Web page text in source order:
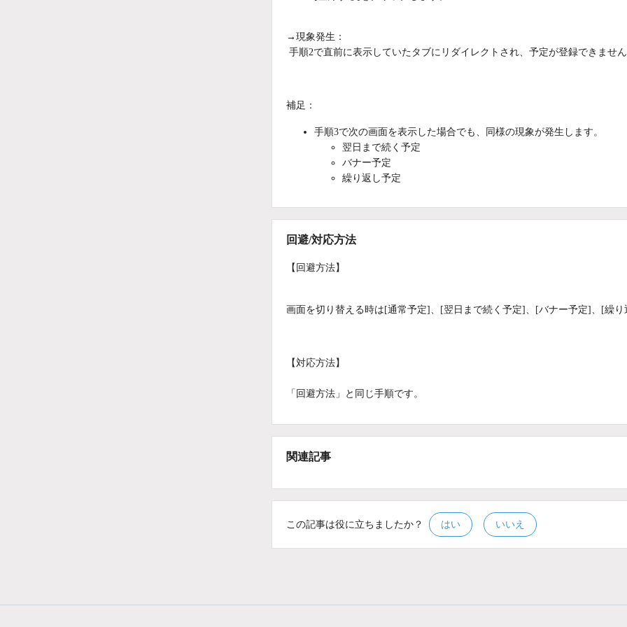
→現象発生：
手順2で直前に表示していたタブにリダイレクトされ、予定が登録できませ
補足：
手順3で次の画面を表示した場合でも、同様の現象が発生します。
翌日まで続く予定
バナー予定
繰り返し予定
回避/対応方法
【回避方法】
画面を切り替える時は[通常予定]、[翌日まで続く予定]、[バナー予定]、[繰
【対応方法】
「回避方法」と同じ手順です。
関連記事
この記事は役に立ちましたか？ はい いいえ